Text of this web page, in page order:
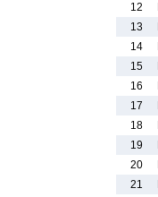
12
13
14
15
16
17
18
19
20
21